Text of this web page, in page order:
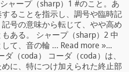
シャープ（sharp）1 #のこと。あ
ることを指示し、調号や臨時記
号の意味から転じて、やや高め
ある。 シャープ（sharp）2 中
て、音の輪 … Read more »...
ダ（coda） コーダ（coda）は、
に、特につけ加えられた終止部